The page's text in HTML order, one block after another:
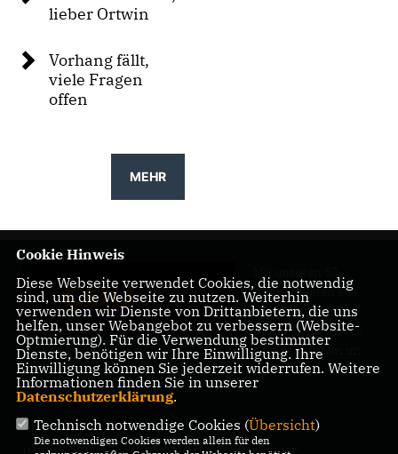
lieber Ortwin
Vorhang fällt,
viele Fragen
offen
MEHR
Abgeordneten aus
allen Bezirken
Berlins sind wir die
größte Fraktion im
Berliner Abgeordnetenhaus.
Cookie Hinweis
Diese Webseite verwendet Cookies, die notwendig
sind, um die Webseite zu nutzen. Weiterhin
verwenden wir Dienste von Drittanbietern, die uns
helfen, unser Webangebot zu verbessern (Website-
Optmierung). Für die Verwendung bestimmter
Dienste, benötigen wir Ihre Einwilligung. Ihre
Einwilligung können Sie jederzeit widerrufen. Weitere
Informationen finden Sie in unserer
Datenschutzerklärung.
Technisch notwendige Cookies (Übersicht)
Die notwendigen Cookies werden allein für den